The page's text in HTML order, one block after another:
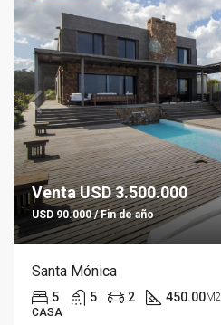
Venta USD 3.500.000
USD 90.000 / Fin de año
Santa Mónica
5 5 2 450.00M2
CASA